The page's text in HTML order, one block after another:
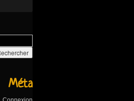
Méta